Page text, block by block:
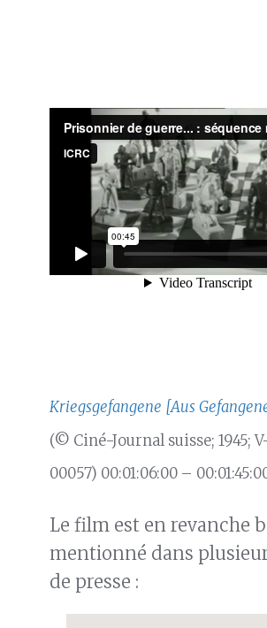
Kriegsgefangene [Aus
(© Ciné-Journal suisse; 1945;
00057) 00:01:06:00 –
Le film est en revanche
mentionné dans
de presse :